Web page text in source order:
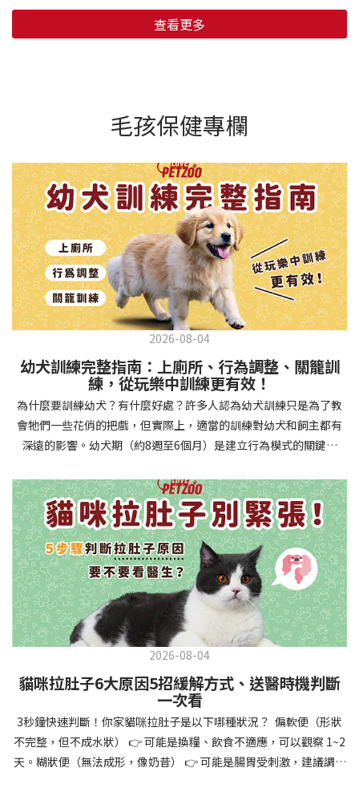
查看更多
毛孩保健專欄
2026-08-04
幼犬訓練完整指南：上廁所、行為調整、關籠訓
練，從玩樂中訓練更有效！
為什麼要訓練幼犬？有什麼好處？許多人認為幼犬訓練只是為了教
會牠們一些花俏的把戲，但實際上，適當的訓練對幼犬和飼主都有
深遠的影響。幼犬期（約8週至6個月）是建立行為模式的關鍵時
的行為問題，並建立人犬間的健康關係。 建立安全健康的生活環境
透過基礎訓練，幼犬能學會家居規則，避免危險行為和破壞家具。
像是「不」和「放下」等指令可以阻止幼犬咬電線或誤食有害物
質，有效降低居家意外風險。規律的如廁訓練則能養成良好衛生習
慣，讓家中環境保持乾淨舒適。增強溝通與信任關係訓練過程就像
建立一種共同語言，幫助你和幼犬更好地理解彼此。當幼犬學會回
應你的指令，不只增加了互動機會，也建立了主人作為領導者的地
位。正向獎勵式訓練更能培養幼犬對你的信任感，強化情感連結，
創造更和諧的相處模式。培養社交技能與適應能力及早接觸各種環
境和刺激，能幫助幼犬成長為自信穩定的成犬。適當的社會化訓練
讓牠們學會如何與其他狗狗、動物和人類和平相處，減少恐懼或攻
擊行為。這種適應能力使幼犬未來能從容面對獸醫檢查、美容
salon、寄宿或旅行等各種情境，大大提升生活品質。 訓練幼犬不只
是教會指令，更是塑造性格和習慣的過程！ 透過耐心且一致的訓
練，你不僅能擁有一隻聽話的好狗狗，更能建立起相互尊重的終身
2026-08-04
貓咪拉肚子6大原因5招緩解方式、送醫時機判斷
一次看
3秒鐘快速判斷！你家貓咪拉肚子是以下哪種狀況？ 偏軟便（形狀
不完整，但不成水狀） 👉 可能是換糧、飲食不適應，可以觀察 1~2
天。糊狀便（無法成形，像奶昔） 👉 可能是腸胃受刺激，建議調整